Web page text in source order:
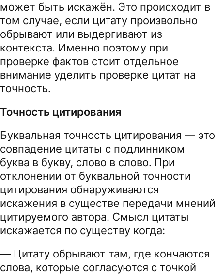
может быть искажён. Это происходит в
том случае, если цитату произвольно
обрывают или выдергивают из
контекста. Именно поэтому при
проверке фактов стоит отдельное
внимание уделить проверке цитат на
точность.
Точность цитирования
Буквальная точность цитирования — это
совпадение цитаты с подлинником
буква в букву, слово в слово. При
отклонении от буквальной точности
цитирования обнаруживаются
искажения в существе передачи мнений
цитируемого автора. Смысл цитаты
искажается по существу когда:
— Цитату обрывают там, где кончаются
слова, которые согласуются с точкой